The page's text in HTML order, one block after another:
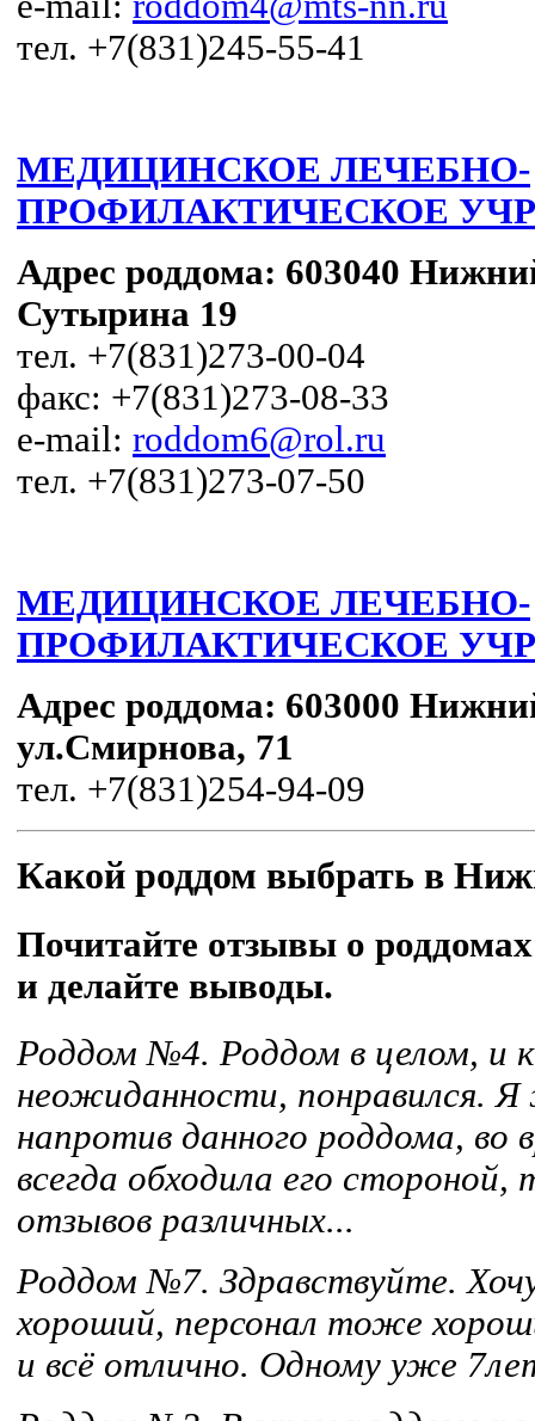
тел. +7(831)245-55-41
МЕДИЦИНСКОЕ ЛЕЧЕБНО-
ПРОФИЛАКТИЧЕСКОЕ
Адрес роддома: 603040
Сутырина 19
тел. +7(831)273-00-04
факс: +7(831)273-08-33
e-mail: roddom6@rol.ru
тел. +7(831)273-07-50
МЕДИЦИНСКОЕ ЛЕЧЕБНО-
ПРОФИЛАКТИЧЕСКОЕ
Адрес роддома: 603000
ул.Смирнова, 71
тел. +7(831)254-94-09
Какой роддом выбрать в
Почитайте отзывы о
и делайте выводы.
Роддом №4. Роддом в целом, и к
неожиданности, понравился.
напротив данного роддома, во
всегда обходила его стороной,
отзывов различных...
Роддом №7. Здравствуйте.
хороший, персонал тоже
и всё отлично. Одному уже